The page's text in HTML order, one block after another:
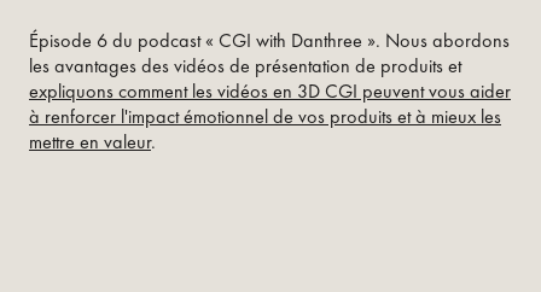
Épisode 6 du podcast « CGI with Danthree ». Nous abordons
les avantages des vidéos de présentation de produits et
expliquons comment les vidéos en 3D CGI peuvent vous aider
à renforcer l'impact émotionnel de vos produits et à mieux les
mettre en valeur.